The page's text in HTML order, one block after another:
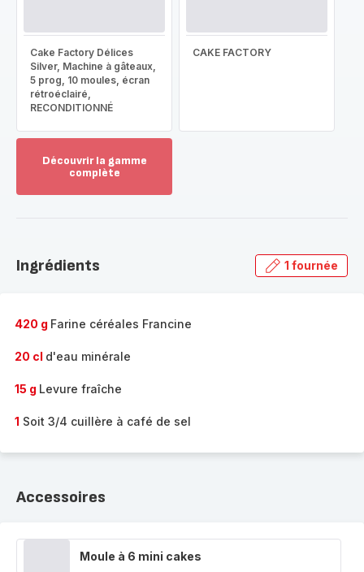
Cake Factory Délices
Silver, Machine à gâteaux,
5 prog, 10 moules, écran
rétroéclairé,
RECONDITIONNÉ
CAKE FACTORY
Découvrir la gamme
complète
gamme
Ingrédients 1 fournée
420 g Farine céréales Francine
20 cl d'eau minérale
15 g Levure fraîche
1 Soit 3/4 cuillère à café de sel
Accessoires
Moule à 6 mini cakes